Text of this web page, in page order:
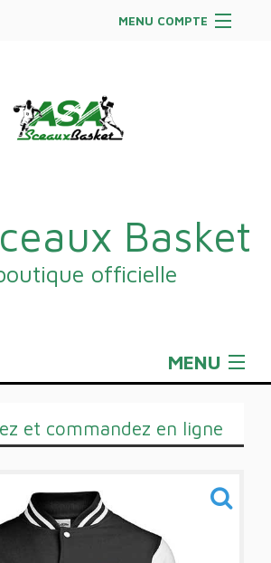
MENU COMPTE
Facebook
Se connecter
Basket
officielle
MENU
Training
Informations
et commandez en ligne